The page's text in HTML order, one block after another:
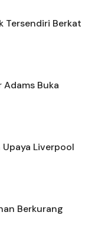
Tersendiri Berkat
Adams Buka
Liverpool
Berkurang